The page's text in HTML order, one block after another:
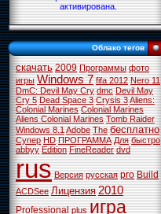
активирована.
Облако тегов
скачать 2009 Программы фото
игры Windows 7 fifa 2012 Nero 11
DmC: Devil May Cry dmc Devil May
Cry 5 Dead Space 3 Crysis 3Aliens:
Colonial Marines Colonial Marines
Aliens Colonial Marines Tomb Raider
Windows 8.1Adobe The бесплатно
Супер HD ПРОГРАММА Для быстро
abbyy Edition FineReader dvd
rus Версия русская pro Build
ACDSee Лицензия 2010
Professional plus игра